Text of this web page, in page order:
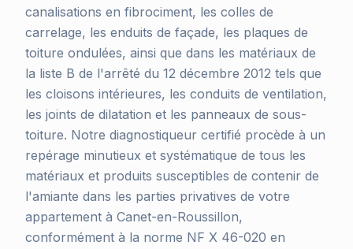
canalisations en fibrociment, les colles de
carrelage, les enduits de façade, les plaques de
toiture ondulées, ainsi que dans les matériaux de
la liste B de l'arrêté du 12 décembre 2012 tels que
les cloisons intérieures, les conduits de ventilation,
les joints de dilatation et les panneaux de sous-
toiture. Notre diagnostiqueur certifié procède à un
repérage minutieux et systématique de tous les
matériaux et produits susceptibles de contenir de
l'amiante dans les parties privatives de votre
appartement à Canet-en-Roussillon,
conformément à la norme NF X 46-020 en